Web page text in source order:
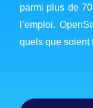
parmi plus de
l’emploi.
quels que soient